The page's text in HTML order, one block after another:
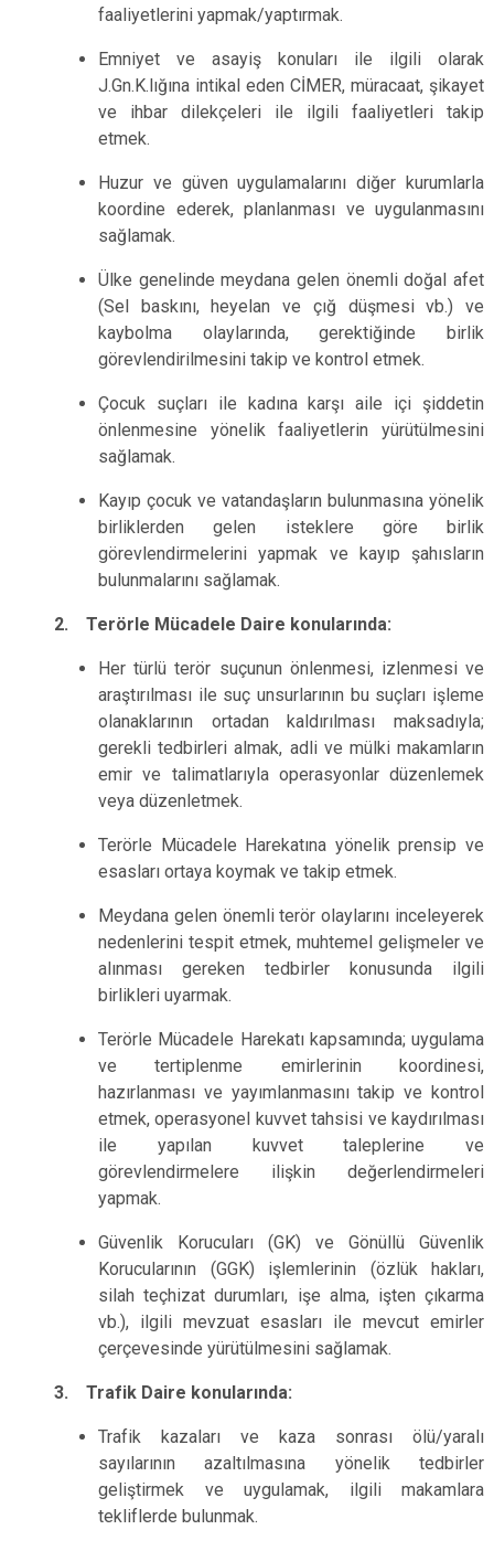
faaliyetlerini yapmak/yaptırmak.
Emniyet ve asayiş konuları ile ilgili olarak
J.Gn.K.lığına intikal eden CİMER, müracaat, şikayet
ve ihbar dilekçeleri ile ilgili faaliyetleri takip
etmek.
Huzur ve güven uygulamalarını diğer kurumlarla
koordine ederek, planlanması ve uygulanmasını
sağlamak.
Ülke genelinde meydana gelen önemli doğal afet
(Sel baskını, heyelan ve çığ düşmesi vb.) ve
kaybolma olaylarında, gerektiğinde birlik
görevlendirilmesini takip ve kontrol etmek.
Çocuk suçları ile kadına karşı aile içi şiddetin
önlenmesine yönelik faaliyetlerin yürütülmesini
sağlamak.
Kayıp çocuk ve vatandaşların bulunmasına yönelik
birliklerden gelen isteklere göre birlik
görevlendirmelerini yapmak ve kayıp şahısların
bulunmalarını sağlamak.
2. Terörle Mücadele Daire konularında:
Her türlü terör suçunun önlenmesi, izlenmesi ve
araştırılması ile suç unsurlarının bu suçları işleme
olanaklarının ortadan kaldırılması maksadıyla;
gerekli tedbirleri almak, adli ve mülki makamların
emir ve talimatlarıyla operasyonlar düzenlemek
veya düzenletmek.
Terörle Mücadele Harekatına yönelik prensip ve
esasları ortaya koymak ve takip etmek.
Meydana gelen önemli terör olaylarını inceleyerek
nedenlerini tespit etmek, muhtemel gelişmeler ve
alınması gereken tedbirler konusunda ilgili
birlikleri uyarmak.
Terörle Mücadele Harekatı kapsamında; uygulama
ve tertiplenme emirlerinin koordinesi,
hazırlanması ve yayımlanmasını takip ve kontrol
etmek, operasyonel kuvvet tahsisi ve kaydırılması
ile yapılan kuvvet taleplerine ve
görevlendirmelere ilişkin değerlendirmeleri
yapmak.
Güvenlik Korucuları (GK) ve Gönüllü Güvenlik
Korucularının (GGK) işlemlerinin (özlük hakları,
silah teçhizat durumları, işe alma, işten çıkarma
vb.), ilgili mevzuat esasları ile mevcut emirler
çerçevesinde yürütülmesini sağlamak.
3. Trafik Daire konularında:
Trafik kazaları ve kaza sonrası ölü/yaralı
sayılarının azaltılmasına yönelik tedbirler
geliştirmek ve uygulamak, ilgili makamlara
tekliflerde bulunmak.